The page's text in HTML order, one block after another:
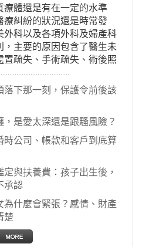
療體還是有在一定的水準
療糾紛的狀況還是時常發
外科以及各項外科及婦產科
，主要的原因包含了醫生未
置疏失、手術疏失、術後照
取。雖然醫學進步，但醫
糾紛還是經常發生。很多案
程，我們如果不幸遇到相
有些案例…
落下那一刻，保護令前後該
是愛太深還是跟騷風險？
時公司、帳款和客戶到底算
與扶養費：孩子出生後，
承認
為什麼會緊張？感情、財產
楚